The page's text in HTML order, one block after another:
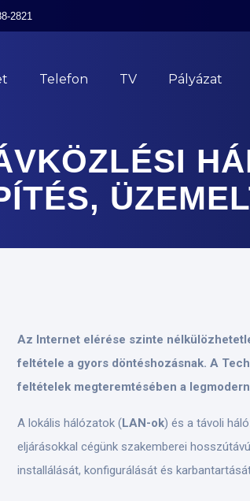
2821
Telefon TV Pályázat
Az Internet elérése szinte
feltétele a gyors döntéshozásnak. A
feltételek megteremtésében a
A lokális hálózatok (LAN-ok) és a távoli
eljárásokkal cégünk szakemberei
installálását, konfigurálását és